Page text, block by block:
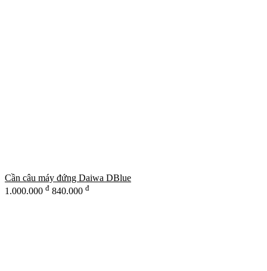
Cần câu máy đứng Daiwa DBlue
1.000.000 đ 840.000 đ